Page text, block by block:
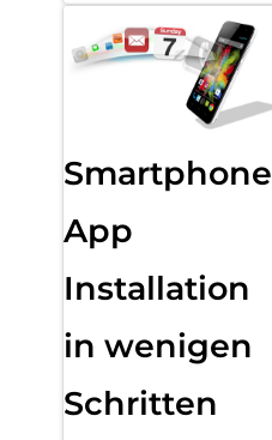
Smartphone
App
Installation
in wenigen
Schritten